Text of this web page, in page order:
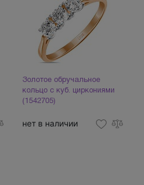
Золотое обручальное
кольцо с куб. циркониями
(1542705)
нет в наличии